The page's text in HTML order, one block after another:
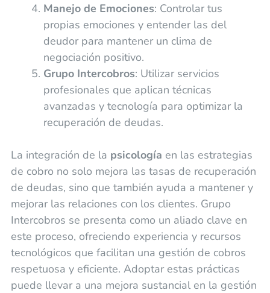
Manejo de Emociones: Controlar tus
propias emociones y entender las del
deudor para mantener un clima de
negociación positivo.
Grupo Intercobros: Utilizar servicios
profesionales que aplican técnicas
avanzadas y tecnología para optimizar la
recuperación de deudas.
La integración de la psicología en las estrategias
de cobro no solo mejora las tasas de recuperación
de deudas, sino que también ayuda a mantener y
mejorar las relaciones con los clientes. Grupo
Intercobros se presenta como un aliado clave en
este proceso, ofreciendo experiencia y recursos
tecnológicos que facilitan una gestión de cobros
respetuosa y eficiente. Adoptar estas prácticas
puede llevar a una mejora sustancial en la gestión